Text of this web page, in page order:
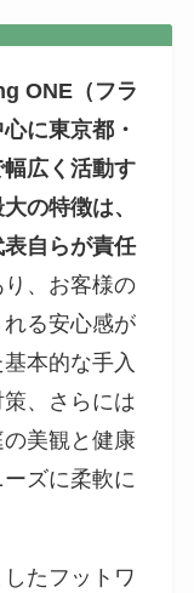
ONE（フラ
に東京都・
広く活動す
の特徴は、
自らが責任
、お客様の
る安心感が
本的な手入
、さらには
美観と健康
ズに柔軟に
たフットワ